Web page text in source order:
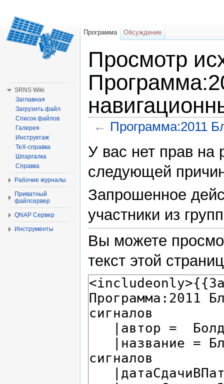
Просмотр
← Программа:2011
У вас нет прав на
следующей
Запрошенное
участники из
Вы можете
текст этой
Программа Обсуждение
SRNS Wiki
Заглавная
Загрузить файл
Список файлов
Галерея
Инструктаж
TeX-справка
Шпаргалка
Справка
Рабочие журналы
Приватный
файлсервер
QNAP Сервер
Инструменты